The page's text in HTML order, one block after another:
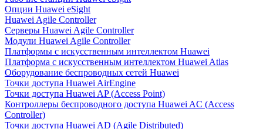
Опции Huawei eSight
Huawei Agile Controller
Серверы Huawei Agile Controller
Модули Huawei Agile Controller
Платформы с искусственным интеллектом Huawei
Платформа с искусственным интеллектом Huawei Atlas
Оборудование беспроводных сетей Huawei
Точки доступа Huawei AirEngine
Точки доступа Huawei AP (Access Point)
Контроллеры беспроводного доступа Huawei AC (Access
Controller)
Точки доступа Huawei AD (Agile Distributed)